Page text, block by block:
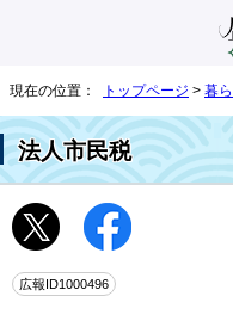
現在の位置： トップページ > 暮
法人市民税
広報ID1000496